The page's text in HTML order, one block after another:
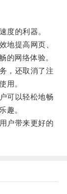
的利器。
提高网页、
的网络体验。
，还取消了注
用。
可以轻松地畅
趣。
户带来更好的